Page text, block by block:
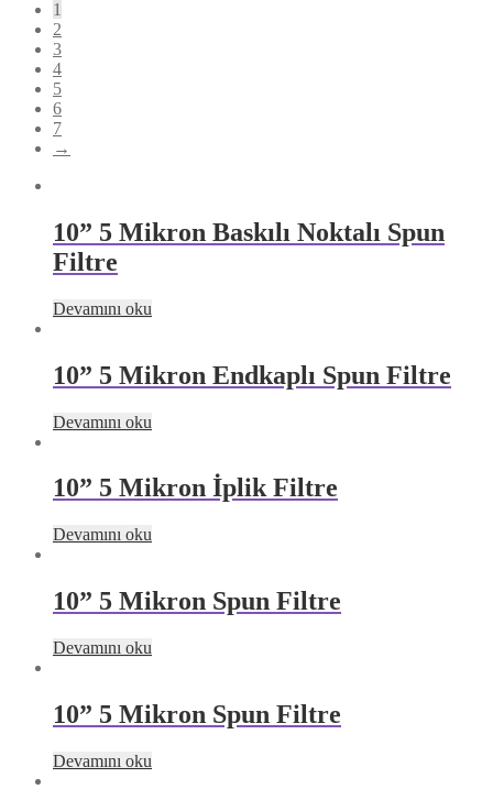
1
2
3
4
5
6
7
→
10” 5 Mikron Baskılı Noktalı Spun
Filtre
Devamını oku
10” 5 Mikron Endkaplı Spun Filtre
Devamını oku
10” 5 Mikron İplik Filtre
Devamını oku
10” 5 Mikron Spun Filtre
Devamını oku
10” 5 Mikron Spun Filtre
Devamını oku